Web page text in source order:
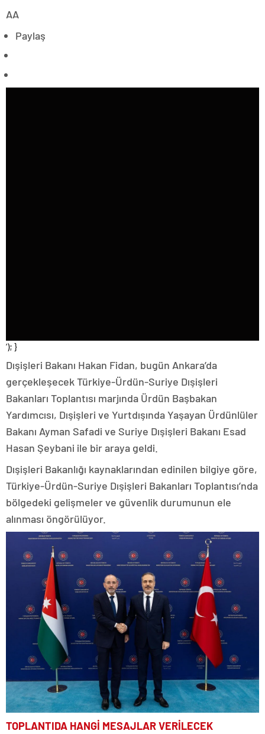
AA
Paylaş
‘); }
Dışişleri Bakanı Hakan Fidan, bugün Ankara’da
gerçekleşecek Türkiye-Ürdün-Suriye Dışişleri
Bakanları Toplantısı marjında Ürdün Başbakan
Yardımcısı, Dışişleri ve Yurtdışında Yaşayan Ürdünlüler
Bakanı Ayman Safadi ve Suriye Dışişleri Bakanı Esad
Hasan Şeybani ile bir araya geldi.
Dışişleri Bakanlığı kaynaklarından edinilen bilgiye göre,
Türkiye-Ürdün-Suriye Dışişleri Bakanları Toplantısı’nda
bölgedeki gelişmeler ve güvenlik durumunun ele
alınması öngörülüyor.
TOPLANTIDA HANGİ MESAJLAR VERİLECEK